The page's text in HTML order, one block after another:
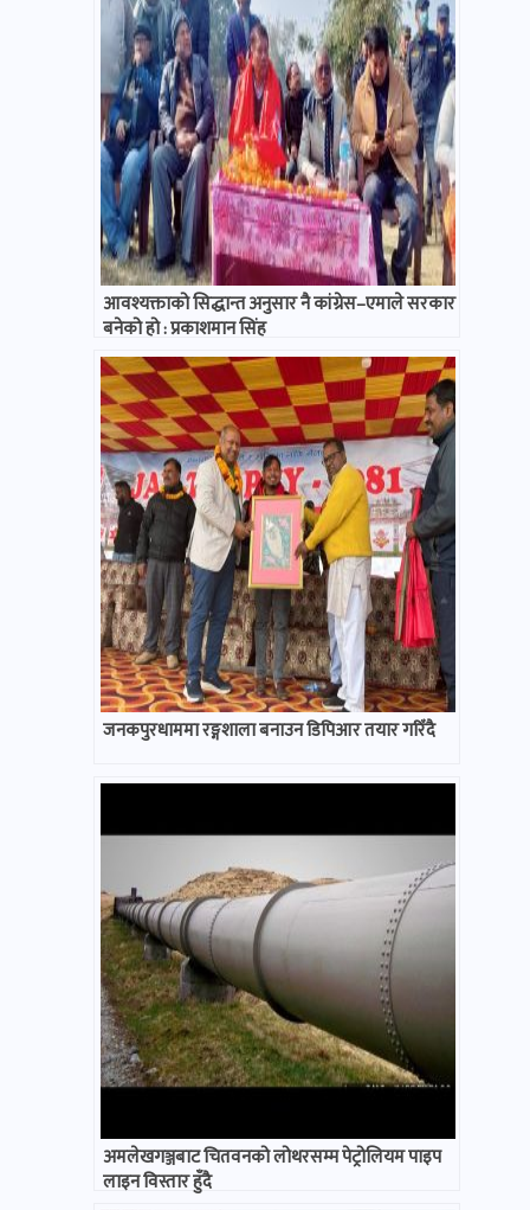
आवश्यक्ताको सिद्धान्त अनुसार नै कांग्रेस–एमाले सरकार
बनेको हो : प्रकाशमान सिंह
जनकपुरधाममा रङ्गशाला बनाउन डिपिआर तयार गरिँदै
अमलेखगञ्जबाट चितवनको लोथरसम्म पेट्रोलियम पाइप
लाइन विस्तार हुँदै